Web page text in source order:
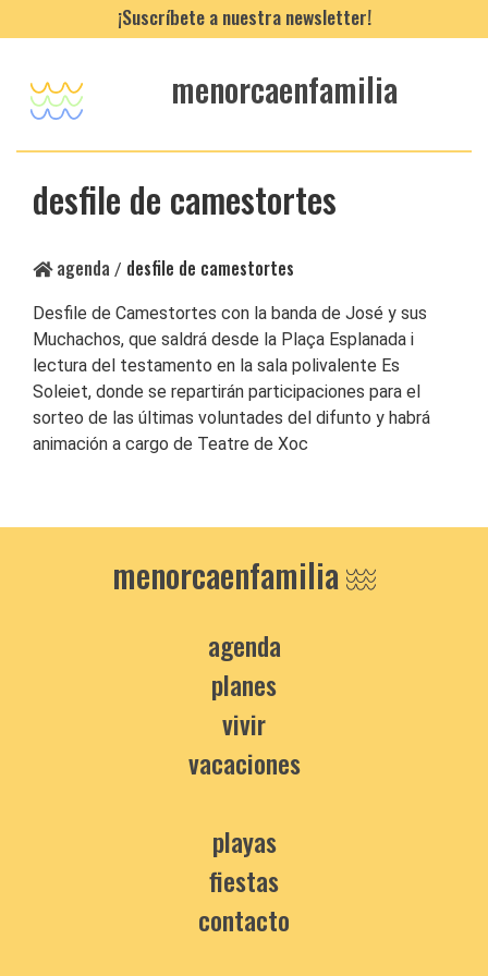
¡Suscríbete a nuestra newsletter!
menorcaenfamilia
desfile de camestortes
agenda / desfile de camestortes
Desfile de Camestortes con la banda de José y sus
Muchachos, que saldrá desde la Plaça Esplanada i
lectura del testamento en la sala polivalente Es
Soleiet, donde se repartirán participaciones para el
sorteo de las últimas voluntades del difunto y habrá
animación a cargo de Teatre de Xoc
menorcaenfamilia
agenda
planes
vivir
vacaciones
playas
fiestas
contacto